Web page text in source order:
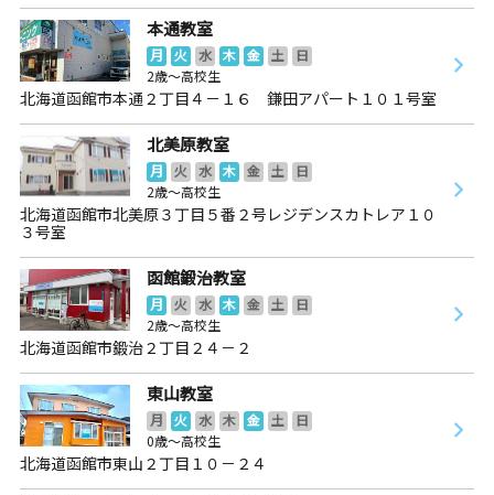
本通教室
月 火 水 木 金 土
日
2歳～高校生
北海道函館市本通２丁目４－１６ 鎌田アパート１０１号室
北美原教室
月 火 水 木 金 土
日
2歳～高校生
北海道函館市北美原３丁目５番２号レジデンスカトレア１０
３号室
函館鍛治教室
月 火 水 木 金 土
日
2歳～高校生
北海道函館市鍛治２丁目２４－２
東山教室
月 火 水 木 金 土
日
0歳～高校生
北海道函館市東山２丁目１０－２４